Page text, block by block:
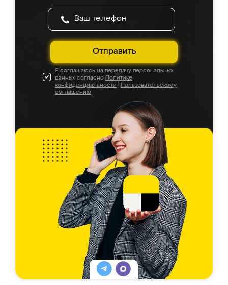
Отправить
Я соглашаюсь на передачу персональных
данных согласно Политике
конфиденциальности
Пользовательскому
соглашению